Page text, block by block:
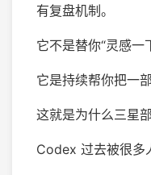
有复盘机制。
它不是替你“灵感一
它是持续帮你把一
这就是为什么三星
Codex 过去被很多